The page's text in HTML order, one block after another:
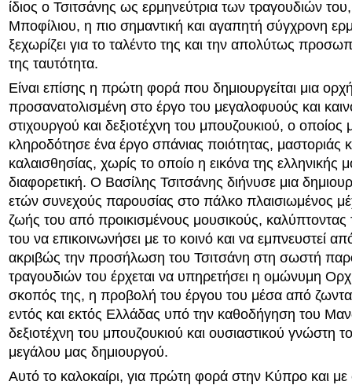
ίδιος ο Τσιτσάνης ως ερμηνεύτρια των τραγουδιών
Μποφίλιου, η πιο σημαντική και αγαπητή σύγχρονη
ξεχωρίζει για το ταλέντο της και την απολύτως
της ταυτότητα.
Είναι επίσης η πρώτη φορά που δημιουργείται μια
προσανατολισμένη στο έργο του μεγαλοφυούς και
στιχουργού και δεξιοτέχνη του μπουζουκιού, ο οποίος
κληροδότησε ένα έργο σπάνιας ποιότητας, μαστοριάς
καλαισθησίας, χωρίς το οποίο η εικόνα της ελληνικής
διαφορετική. Ο Βασίλης Τσιτσάνης διήνυσε μια
ετών συνεχούς παρουσίας στο πάλκο πλαισιωμένος
ζωής του από προικισμένους μουσικούς, καλύπτοντας
του να επικοινωνήσει με το κοινό και να εμπνευστεί
ακριβώς την προσήλωση του Τσιτσάνη στη σωστή
τραγουδιών του έρχεται να υπηρετήσει η ομώνυμη
σκοπός της, η προβολή του έργου του μέσα από
εντός και εκτός Ελλάδας υπό την καθοδήγηση του
δεξιοτέχνη του μπουζουκιού και ουσιαστικού γνώστη
μεγάλου μας δημιουργού.
Αυτό το καλοκαίρι, για πρώτη φορά στην Κύπρο και με